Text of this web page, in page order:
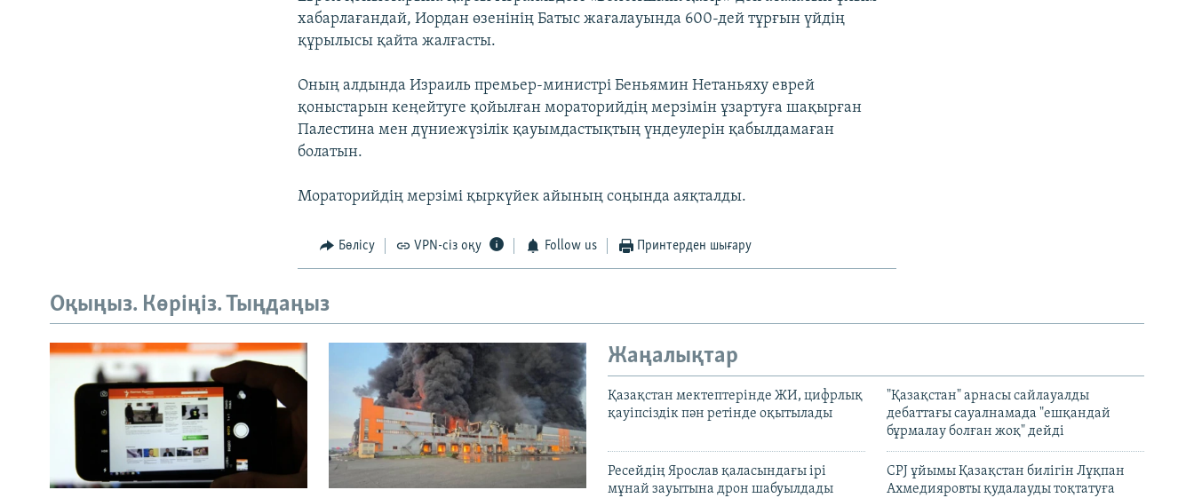
хабарлағандай, Иордан өзенінің Батыс жағалауында 600-дей тұрғын үйдің
құрылысы қайта жалғасты.
Оның алдында Израиль премьер-министрі Беньямин Нетаньяху еврей
қоныстарын кеңейтуге қойылған мораторийдің мерзімін ұзартуға шақырған
Палестина мен дүниежүзілік қауымдастықтың үндеулерін қабылдамаған
болатын.
Мораторийдің мерзімі қыркүйек айының соңында аяқталды.
Бөлісу VPN-сіз оқу Follow us Принтерден шығару
Оқыңыз. Көріңіз. Тыңдаңыз
Жаңалықтар
Қазақстан мектептерінде ЖИ, цифрлық
қауіпсіздік пән ретінде оқытылады
"Қазақстан" арнасы сайлауалды
дебаттағы сауалнамада "ешқандай
бұрмалау болған жоқ" дейді
Ресейдің Ярослав қаласындағы ірі
мұнай зауытына дрон шабуылдады
CPJ ұйымы Қазақстан билігін Лұқпан
Ахмедияровты қудалауды тоқтатуға